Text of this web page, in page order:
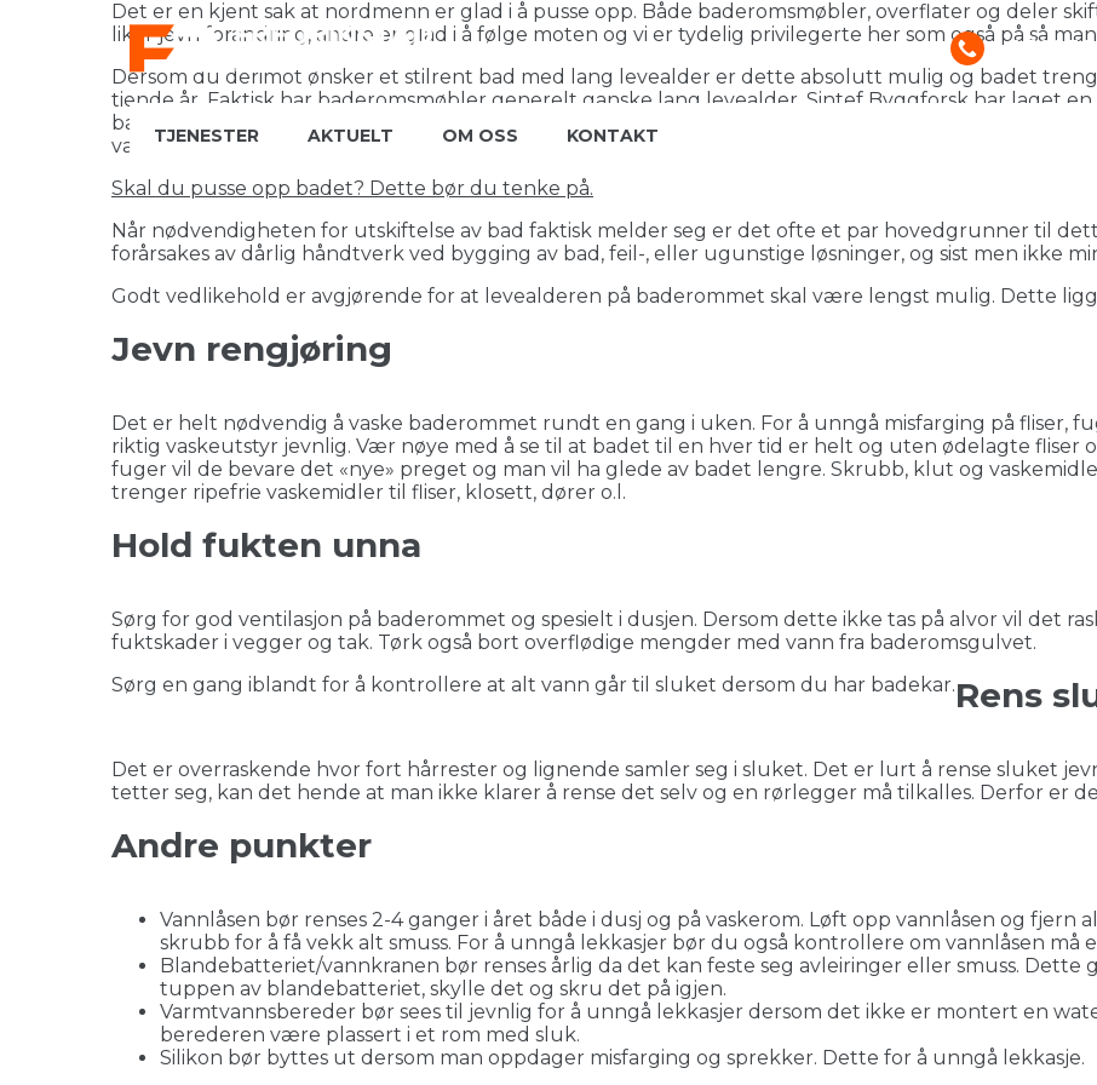
TJENESTER AKTUELT OM OSS KONTAKT
Det er en kjent sak at nordmenn er glad i å pusse opp. Både baderomsmøbler, overflater og deler
liker jevn forandring, andre er glad i å følge moten og vi er tydelig privilegerte her som også på så
Dersom du derimot ønsker et stilrent bad med lang levealder er dette absolutt mulig og badet
tiende år. Faktisk har baderomsmøbler generelt ganske lang levealder. Sintef Byggforsk har laget
baderomsmøbler. Servant, badekar, plastsluk og gulvmonterte vannkossett kan faktisk ha over en
varmtvarmsbereder 20 år, blandebatteri og badearmatur hele 15 år.
Skal du pusse opp badet? Dette bør du tenke på.
Når nødvendigheten for utskiftelse av bad faktisk melder seg er det ofte et par hovedgrunner til
forårsakes av dårlig håndtverk ved bygging av bad, feil-, eller ugunstige løsninger, og sist men ikke
Godt vedlikehold er avgjørende for at levealderen på baderommet skal være lengst mulig. Dette
Jevn rengjøring
Det er helt nødvendig å vaske baderommet rundt en gang i uken. For å unngå misfarging på fliser,
riktig vaskeutstyr jevnlig. Vær nøye med å se til at badet til en hver tid er helt og uten ødelagte fliser
fuger vil de bevare det «nye» preget og man vil ha glede av badet lengre. Skrubb, klut og
trenger ripefrie vaskemidler til fliser, klosett, dører o.l.
Hold fukten unna
Sørg for god ventilasjon på baderommet og spesielt i dusjen. Dersom dette ikke tas på alvor vil det
fuktskader i vegger og tak. Tørk også bort overflødige mengder med vann fra baderomsgulvet.
Sørg en gang iblandt for å kontrollere at alt vann går til sluket dersom du har badekar.Rens
Det er overraskende hvor fort hårrester og lignende samler seg i sluket. Det er lurt å rense sluket
tetter seg, kan det hende at man ikke klarer å rense det selv og en rørlegger må tilkalles. Derfor er
Andre punkter
Vannlåsen bør renses 2-4 ganger i året både i dusj og på vaskerom. Løft opp vannlåsen og fjern
skrubb for å få vekk alt smuss. For å unngå lekkasjer bør du også kontrollere om vannlåsen må
Blandebatteriet/vannkranen bør renses årlig da det kan feste seg avleiringer eller smuss. Dette
tuppen av blandebatteriet, skylle det og skru det på igjen.
Varmtvannsbereder bør sees til jevnlig for å unngå lekkasjer dersom det ikke er montert en
berederen være plassert i et rom med sluk.
Silikon bør byttes ut dersom man oppdager misfarging og sprekker. Dette for å unngå lekkasje.